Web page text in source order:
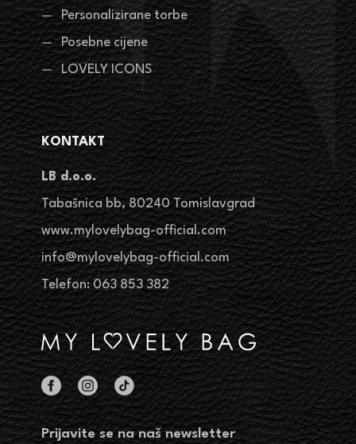
Personalizirane torbe
Posebne cijene
LOVELY ICONS
KONTAKT
LB d.o.o.
Tabašnica bb, 80240 Tomislavgrad
www.mylovelybag-official.com
info@mylovelybag-official.com
Telefon: 063 853 382
Prijavite se na naš newsletter